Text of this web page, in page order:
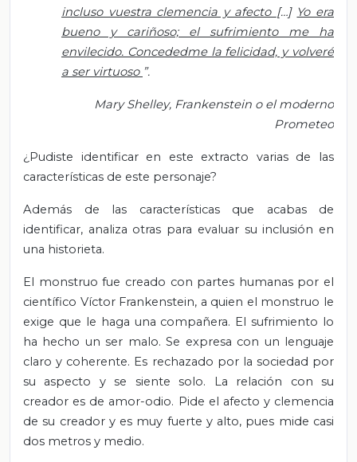
incluso vuestra clemencia y afecto […] Yo era
bueno y cariñoso; el sufrimiento me ha
envilecido. Concededme la felicidad, y volveré
a ser virtuoso ”.
Mary Shelley, Frankenstein o el moderno
Prometeo
¿Pudiste identificar en este extracto varias de las
características de este personaje?
Además de las características que acabas de
identificar, analiza otras para evaluar su inclusión en
una historieta.
El monstruo fue creado con partes humanas por el
científico Víctor Frankenstein, a quien el monstruo le
exige que le haga una compañera. El sufrimiento lo
ha hecho un ser malo. Se expresa con un lenguaje
claro y coherente. Es rechazado por la sociedad por
su aspecto y se siente solo. La relación con su
creador es de amor-odio. Pide el afecto y clemencia
de su creador y es muy fuerte y alto, pues mide casi
dos metros y medio.